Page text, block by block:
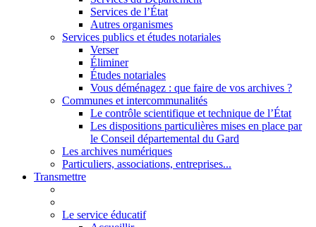
Services de l’État
Autres organismes
Services publics et études notariales
Verser
Éliminer
Études notariales
Vous déménagez : que faire de vos archives ?
Communes et intercommunalités
Le contrôle scientifique et technique de l’État
Les dispositions particulières mises en place par
le Conseil départemental du Gard
Les archives numériques
Particuliers, associations, entreprises...
Transmettre
Le service éducatif